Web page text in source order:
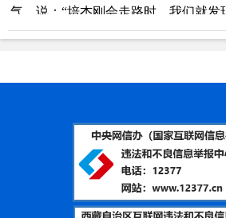
气，说：“培杰刚会走路时，我们就发
跑了大大小小许多医院，都查不清病
“孩子的眼睛，我们和你一起想
队迅速行动，通过相关部门辗转联系
家张景尚医生，说明了孩
“孩子的情况拖不得，先来拉萨
8月27日清晨，央金拉姆带着培